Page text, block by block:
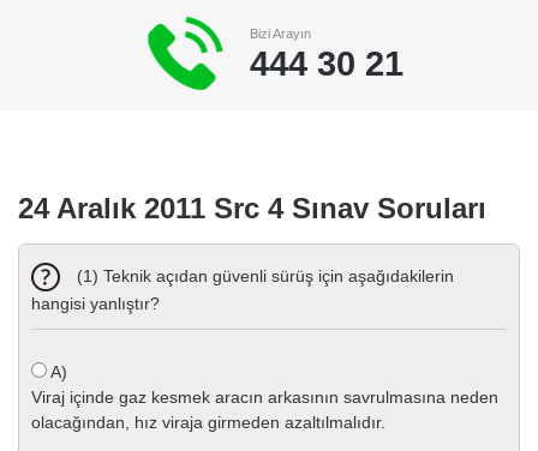
Bizi Arayın
444 30 21
24 Aralık 2011 Src 4 Sınav Soruları
(1) Teknik açıdan güvenli sürüş için aşağıdakilerin
hangisi yanlıştır?
A)
Viraj içinde gaz kesmek aracın arkasının savrulmasına neden
olacağından, hız viraja girmeden azaltılmalıdır.